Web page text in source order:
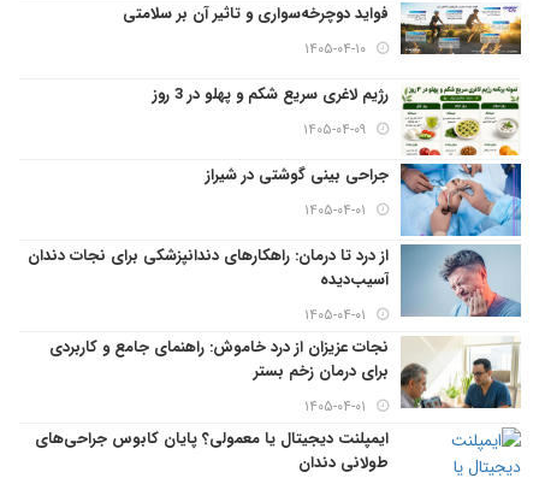
فواید دوچرخه‌سواری و تاثیر آن بر سلامتی
۱۴۰۵-۰۴-۱۰
رژیم لاغری سریع شکم و پهلو در 3 روز
۱۴۰۵-۰۴-۰۹
جراحی بینی گوشتی در شیراز
۱۴۰۵-۰۴-۰۱
از درد تا درمان: راهکارهای دندانپزشکی برای نجات دندان
آسیب‌دیده
۱۴۰۵-۰۴-۰۱
نجات عزیزان از درد خاموش: راهنمای جامع و کاربردی
برای درمان زخم بستر
۱۴۰۵-۰۴-۰۱
ایمپلنت دیجیتال یا معمولی؟ پایان کابوس جراحی‌های
طولانی دندان